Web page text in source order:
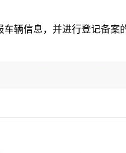
辆信息，并进行登记备